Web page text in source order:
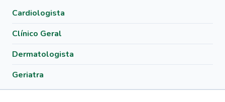
Cardiologista
Clínico Geral
Dermatologista
Geriatra